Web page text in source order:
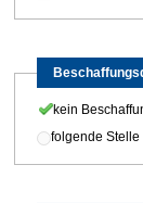
kein
folgende Stelle